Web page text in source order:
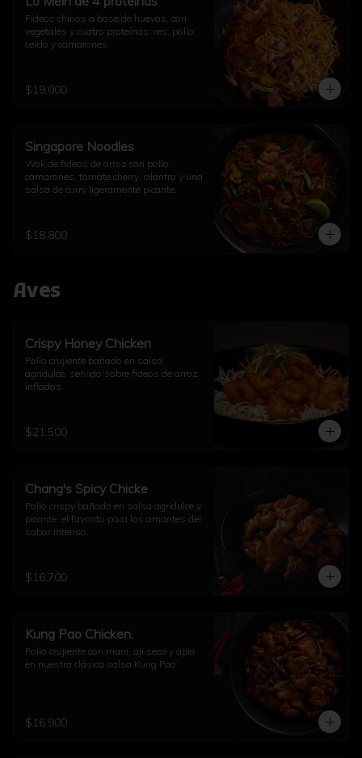
Fideos chinos a base de huevos, con
vegetales y cuatro proteínas: res, pollo,
cerdo y camarones.
$19.000
Singapore Noodles
Wok de fideos de arroz con pollo,
camarones, tomate cherry, cilantro y una
salsa de curry ligeramente picante.
$18.800
Aves
Crispy Honey Chicken
Pollo crujiente bañado en salsa
agridulce, servido sobre fideos de arroz
inflados.
$21.500
Chang's Spicy Chicke
Pollo crispy bañado en salsa agridulce y
picante, el favorito para los amantes del
sabor intenso.
$16.700
Kung Pao Chicken.
Pollo crujiente con maní, ají seco y apio
en nuestra clásica salsa Kung Pao.
$16.900